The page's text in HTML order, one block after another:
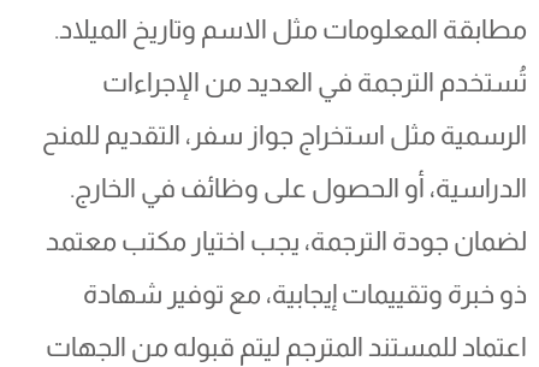
مطابقة المعلومات مثل الاسم وتاريخ الميلاد.
تُستخدم الترجمة في العديد من الإجراءات
الرسمية مثل استخراج جواز سفر، التقديم للمنح
الدراسية، أو الحصول على وظائف في الخارج.
لضمان جودة الترجمة، يجب اختيار مكتب معتمد
ذو خبرة وتقييمات إيجابية، مع توفير شهادة
اعتماد للمستند المترجم ليتم قبوله من الجهات